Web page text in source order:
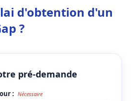
d'obtention d'un
?
pré-demande
: Nécessaire